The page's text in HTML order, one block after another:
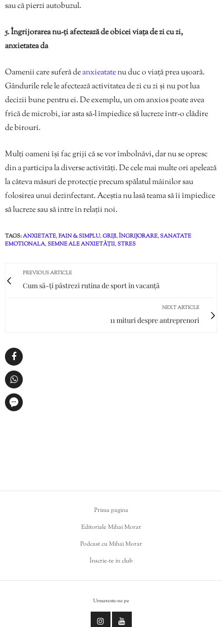
sau că pierzi autobuzul.
5. Îngrijorarea nu-ți afectează de obicei viața de zi cu zi,
anxietatea da
Oamenii care suferă deanxieatatenu duc o viață prea ușoară.
Gândurile rele le afectează activitatea de zi cu zi și nu pot lua
decizii bune pentru ei. De exemplu, un om anxios poate avea
frică de microbi, iar asta să-l împiedice să lucreze într-o clădire
de birouri.
Mulți oameni își fac griji că se vor îmbolnăvi, dar nu se opresc
din a participa la diverse activități. De cele mai multe ori apelează
la câteva măsuri de protecție precum spălatul mâinilor sau
folosirea unui dezinfectant. Aceștia nu lasă teama să îi împiedice
să lucreze sau să intre în relații noi.
TAGS:ANXIETATE,FAIN & SIMPLU,GRIJI,ÎNGRIJORARE,SANATATE
EMOTIONALA,SEMNE ALE ANXIETĂȚII,STRES
PREVIOUS ARTICLE
Cum să-ți păstrezi rutina de sport în vacanță
NEXT ARTICLE
11 mituri despre antreprenori
Prima pagina
Editoriale Mihai Morar
Podcast cu Mihai Morar
Înscrie-te in club
Urmareste-ne pe